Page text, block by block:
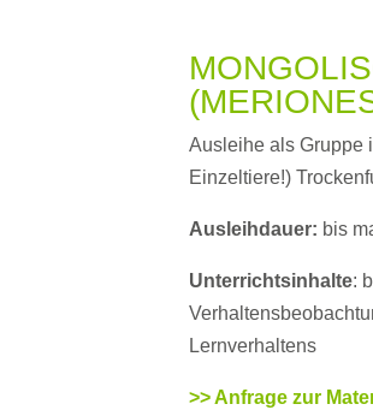
Ausleihe als Gruppe
Einzeltiere!)
Ausleihdauer: bis
Unterrichtsinhalte:
Lernverhaltens
>> Anfrage zur